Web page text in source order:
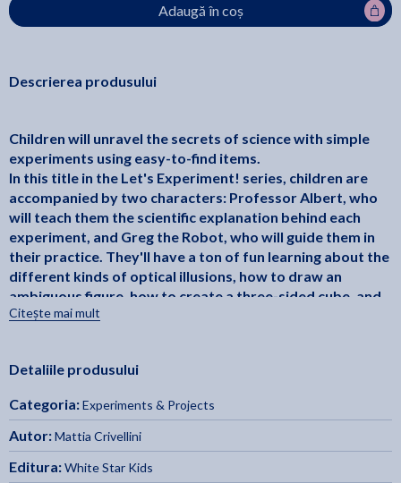
Adaugă în coș
Descrierea produsului
Children will unravel the secrets of science with simple
experiments using easy-to-find items.
In this title in the Let's Experiment! series, children are
accompanied by two characters: Professor Albert, who
will teach them the scientific explanation behind each
experiment, and Greg the Robot, who will guide them in
their practice. They'll have a ton of fun learning about the
different kinds of optical illusions, how to draw an
ambiguous figure, how to create a three-sided cube, and
much more! For each experiment there is also a "mess-o-
Citește mai mult
Detaliile produsului
Categoria:Experiments & Projects
Autor:Mattia Crivellini
Editura:White Star Kids